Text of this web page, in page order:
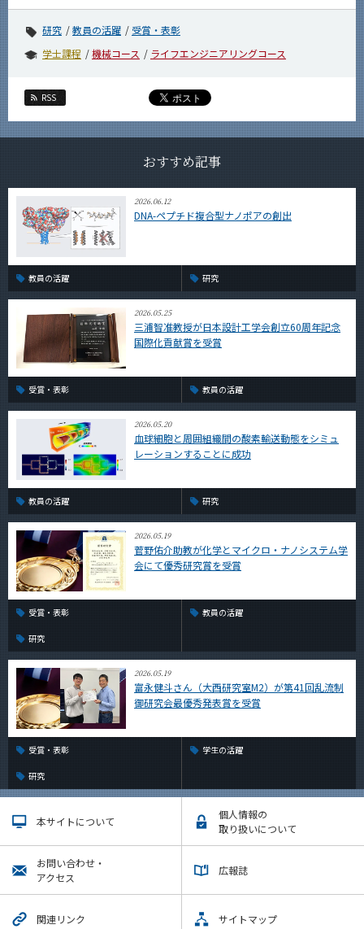
研究 教員の活躍
受賞・表彰
学士課程
機械コース ライフエンジニアリングコース
RSS
おすすめ記事
2026.06.12
DNA-ペプチド複合型ナノポアの創出
教員の活躍 研究
2026.05.25
三浦智准教授が日本設計工学会創立60周年記念
国際化貢献賞を受賞
受賞・表彰 教員の活躍
2026.05.20
血球細胞と周囲組織間の酸素輸送動態をシミュ
レーションすることに成功
教員の活躍 研究
2026.05.19
菅野佑介助教が化学とマイクロ・ナノシステム学
会にて優秀研究賞を受賞
受賞・表彰 教員の活躍
研究
2026.05.19
富永健斗さん（大西研究室M2）が第41回乱流制
御研究会最優秀発表賞を受賞
受賞・表彰 学生の活躍
研究
本サイトについて
個人情報の
取り扱いについて
お問い合わせ・
アクセス
広報誌
関連リンク サイトマップ